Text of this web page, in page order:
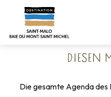
contenu
Startseite
DIESEN
Die gesamte Agenda des